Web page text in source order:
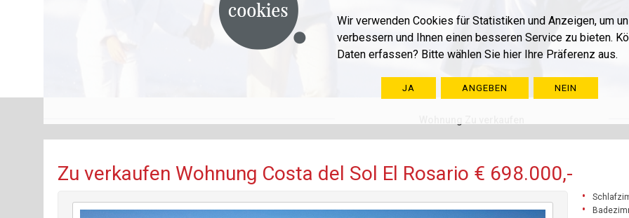
Wir verwenden Cookies für Statistiken und Anzeigen, um
verbessern und Ihnen einen besseren Service zu bieten.
Daten erfassen? Bitte wählen Sie hier Ihre Präferenz aus.
JA ANGEBEN NEIN
Zu verkaufen Wohnung Costa del Sol El Rosario € 698.000,-